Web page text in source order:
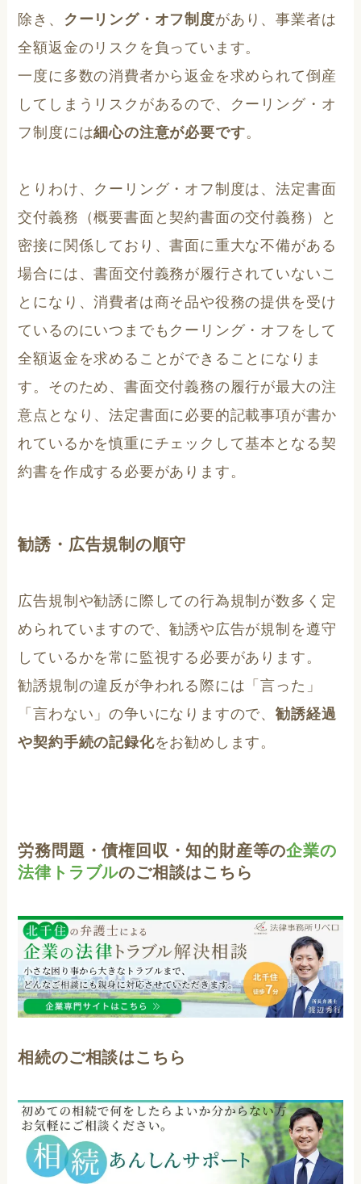
除き、 クーリング・オフ制度があり、事業者は
全額返金のリスクを負っています。
一度に多数の消費者から返金を求められて倒産
してしまうリスクがあるので、クーリング・オ
フ制度には細心の注意が必要です。
とりわけ、クーリング・オフ制度は、法定書面
交付義務（概要書面と契約書面の交付義務）と
密接に関係しており、書面に重大な不備がある
場合には、書面交付義務が履行されていないこ
とになり、消費者は商そ品や役務の提供を受け
ているのにいつまでもクーリング・オフをして
全額返金を求めることができることになりま
す。そのため、書面交付義務の履行が最大の注
意点となり、法定書面に必要的記載事項が書か
れているかを慎重にチェックして基本となる契
約書を作成する必要があります。
勧誘・広告規制の順守
広告規制や勧誘に際しての行為規制が数多く定
められていますので、勧誘や広告が規制を遵守
しているかを常に監視する必要があります。
勧誘規制の違反が争われる際には「言った」
「言わない」の争いになりますので、勧誘経過
や契約手続の記録化をお勧めします。
労務問題・債権回収・知的財産等の企業の
法律トラブルのご相談はこちら
相続のご相談はこちら